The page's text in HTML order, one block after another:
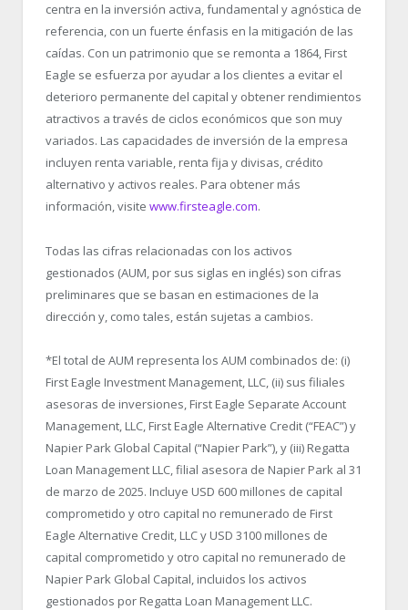
centra en la inversión activa, fundamental y agnóstica de
referencia, con un fuerte énfasis en la mitigación de las
caídas. Con un patrimonio que se remonta a 1864, First
Eagle se esfuerza por ayudar a los clientes a evitar el
deterioro permanente del capital y obtener rendimientos
atractivos a través de ciclos económicos que son muy
variados. Las capacidades de inversión de la empresa
incluyen renta variable, renta fija y divisas, crédito
alternativo y activos reales. Para obtener más
información, visite www.firsteagle.com.
Todas las cifras relacionadas con los activos
gestionados (AUM, por sus siglas en inglés) son cifras
preliminares que se basan en estimaciones de la
dirección y, como tales, están sujetas a cambios.
*El total de AUM representa los AUM combinados de: (i)
First Eagle Investment Management, LLC, (ii) sus filiales
asesoras de inversiones, First Eagle Separate Account
Management, LLC, First Eagle Alternative Credit (“FEAC”) y
Napier Park Global Capital (“Napier Park”), y (iii) Regatta
Loan Management LLC, filial asesora de Napier Park al 31
de marzo de 2025. Incluye USD 600 millones de capital
comprometido y otro capital no remunerado de First
Eagle Alternative Credit, LLC y USD 3100 millones de
capital comprometido y otro capital no remunerado de
Napier Park Global Capital, incluidos los activos
gestionados por Regatta Loan Management LLC.